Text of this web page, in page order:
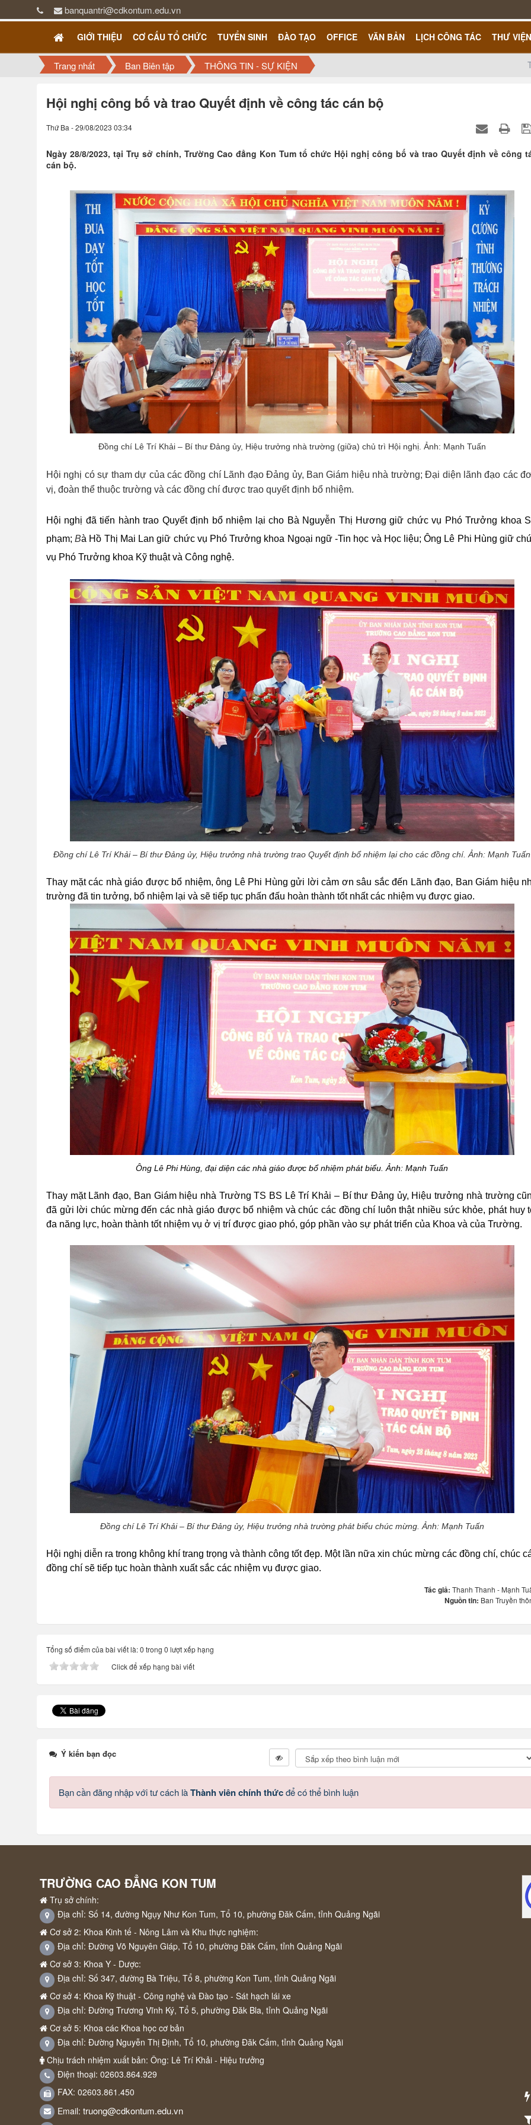
banquantri@cdkontum.edu.vn
GIỚI THIỆU CƠ CẤU TỔ CHỨC TUYỂN SINH ĐÀO TẠO OFFICE VĂN BẢN LỊCH CÔNG TÁC THƯ VIỆN
Trang nhất Ban Biên tập THÔNG TIN - SỰ KIỆN
Hội nghị công bố và trao Quyết định về công tác cán bộ
Thứ Ba - 29/08/2023 03:34
Ngày 28/8/2023, tại Trụ sở chính, Trường Cao đẳng Kon Tum tổ chức Hội nghị công bố và trao Quyết định về công
cán bộ.
Đồng chí Lê Trí Khải – Bí thư Đảng ủy, Hiệu trưởng nhà trường (giữa) chủ trì Hội nghị. Ảnh: Mạnh Tuấn
Hội nghị có sự tham dự của các đồng chí Lãnh đạo Đảng ủy, Ban Giám hiệu nhà trường; Đại diện lãnh đạo các
vị, đoàn thể thuộc trường và các đồng chí được trao quyết định bổ nhiệm.
Hội nghị đã tiến hành trao Quyết định bổ nhiệm lại cho Bà Nguyễn Thị Hương giữ chức vụ Phó Trưởng khoa
phạm; Bà Hồ Thị Mai Lan giữ chức vụ Phó Trưởng khoa Ngoại ngữ -Tin học và Học liệu; Ông Lê Phi Hùng giữ
vụ Phó Trưởng khoa Kỹ thuật và Công nghệ.
Đồng chí Lê Trí Khải – Bí thư Đảng ủy, Hiệu trưởng nhà trường trao Quyết định bổ nhiệm lại cho các đồng chí. Ảnh: Mạnh Tuấn
Thay mặt các nhà giáo được bổ nhiệm,ông Lê Phi Hùng gửi lời cảm ơn sâu sắc đến Lãnh đạo, Ban Giám hiệu
trường đã tin tưởng, bổ nhiệm lại và sẽ tiếp tục phấn đấu hoàn thành tốt nhất các nhiệm vụ được giao.
Ông Lê Phi Hùng, đại diện các nhà giáo được bổ nhiệm phát biểu. Ảnh: Mạnh Tuấn
Thay mặt Lãnh đạo, Ban Giám hiệu nhà Trường TS BS Lê Trí Khải – Bí thư Đảng ủy, Hiệu trưởng nhà trường
đã gửi lời chúc mừng đến các nhà giáo được bổ nhiệm và chúc các đồng chí luôn thật nhiều sức khỏe, phát huy
đa năng lực, hoàn thành tốt nhiệm vụ ở vị trí được giao phó, góp phần vào sự phát triển của Khoa và của Trường.
Đồng chí Lê Trí Khải – Bí thư Đảng ủy, Hiệu trưởng nhà trường phát biểu chúc mừng. Ảnh: Mạnh Tuấn
Hội nghị diễn ra trong không khí trang trọng và thành công tốt đẹp. Một lần nữa xin chúc mừng các đồng chí, chúc
đồng chí sẽ tiếp tục hoàn thành xuất sắc các nhiệm vụ được giao.
Tác giả:Thanh Thanh - Mạnh
Nguồn tin: Ban Truyền
Tổng số điểm của bài viết là: 0 trong 0 lượt xếp hạng
Click để xếp hạng bài viết
Ý kiến bạn đọc
Bạn cần đăng nhập với tư cách làThành viên chính thứcđể có thể bình luận
TRƯỜNG CAO ĐẲNG KON TUM
Trụ sở chính:
Địa chỉ: Số 14, đường Ngụy Như Kon Tum, Tổ 10, phường Đăk Cấm, tỉnh Quảng Ngãi
Cơ sở 2: Khoa Kinh tế - Nông Lâm và Khu thực nghiệm:
Địa chỉ: Đường Võ Nguyên Giáp, Tổ 10, phường Đăk Cấm, tỉnh Quảng Ngãi
Cơ sở 3: Khoa Y - Dược:
Địa chỉ: Số 347, đường Bà Triệu, Tổ 8, phường Kon Tum, tỉnh Quảng Ngãi
Cơ sở 4: Khoa Kỹ thuật - Công nghệ và Đào tạo - Sát hạch lái xe
Địa chỉ: Đường Trương Vĩnh Ký, Tổ 5, phường Đăk Bla, tỉnh Quảng Ngãi
Cơ sở 5: Khoa các Khoa học cơ bản
Địa chỉ: Đường Nguyễn Thị Định, Tổ 10, phường Đăk Cấm, tỉnh Quảng Ngãi
Chịu trách nhiệm xuất bản: Ông: Lê Trí Khải - Hiệu trưởng
Điện thoại: 02603.864.929
FAX: 02603.861.450
Email: truong@cdkontum.edu.vn